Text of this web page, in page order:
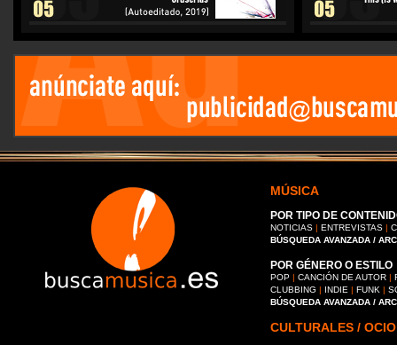
MÚSICA
POR TIPO DE
NOTICIAS | ENTREVISTAS |
BÚSQUEDA AVANZADA /
POR GÉNERO O ESTILO
POP | CANCIÓN DE AUTOR |
CLUBBING | INDIE | FUNK |
BÚSQUEDA AVANZADA /
CULTURALES / OCIO